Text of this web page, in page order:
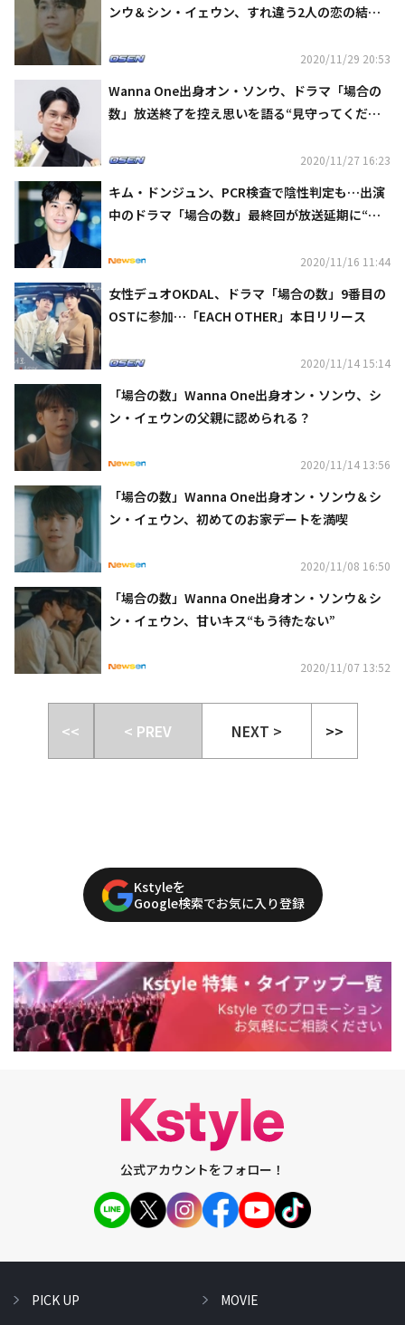
ンウ＆シン・イェウン、すれ違う2人の恋の結末
2020/11/29 20:53
Wanna One出身オン・ソンウ、ドラマ「場合の
数」放送終了を控え思いを語る“見守ってくださ
2020/11/27 16:23
キム・ドンジュン、PCR検査で陰性判定も…出演
中のドラマ「場合の数」最終回が放送延期に“俳
2020/11/16 11:44
女性デュオOKDAL、ドラマ「場合の数」9番目の
OSTに参加…「EACH OTHER」本日リリース
2020/11/14 15:14
「場合の数」Wanna One出身オン・ソンウ、シ
ン・イェウンの父親に認められる？
2020/11/14 13:56
「場合の数」Wanna One出身オン・ソンウ＆シ
ン・イェウン、初めてのお家デートを満喫
2020/11/08 16:50
「場合の数」Wanna One出身オン・ソンウ＆シ
ン・イェウン、甘いキス“もう待たない”
2020/11/07 13:52
<< < PREV NEXT > >>
Kstyleを
Google検索でお気に入り登録
公式アカウントをフォロー！
PICK UP MOVIE